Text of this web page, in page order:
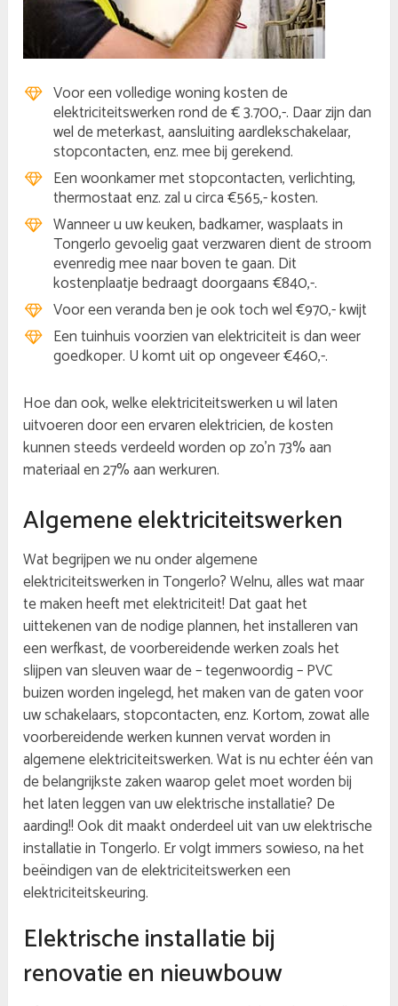
Voor een volledige woning kosten de
elektriciteitswerken rond de € 3.700,-. Daar zijn dan
wel de meterkast, aansluiting aardlekschakelaar,
stopcontacten, enz. mee bij gerekend.
Een woonkamer met stopcontacten, verlichting,
thermostaat enz. zal u circa €565,- kosten.
Wanneer u uw keuken, badkamer, wasplaats in
Tongerlo gevoelig gaat verzwaren dient de stroom
evenredig mee naar boven te gaan. Dit
kostenplaatje bedraagt doorgaans €840,-.
Voor een veranda ben je ook toch wel €970,- kwijt
Een tuinhuis voorzien van elektriciteit is dan weer
goedkoper. U komt uit op ongeveer €460,-.
Hoe dan ook, welke elektriciteitswerken u wil laten
uitvoeren door een ervaren elektricien, de kosten
kunnen steeds verdeeld worden op zo’n 73% aan
materiaal en 27% aan werkuren.
Algemene elektriciteitswerken
Wat begrijpen we nu onder algemene
elektriciteitswerken in Tongerlo? Welnu, alles wat maar
te maken heeft met elektriciteit! Dat gaat het
uittekenen van de nodige plannen, het installeren van
een werfkast, de voorbereidende werken zoals het
slijpen van sleuven waar de – tegenwoordig – PVC
buizen worden ingelegd, het maken van de gaten voor
uw schakelaars, stopcontacten, enz. Kortom, zowat alle
voorbereidende werken kunnen vervat worden in
algemene elektriciteitswerken. Wat is nu echter één van
de belangrijkste zaken waarop gelet moet worden bij
het laten leggen van uw elektrische installatie? De
aarding!! Ook dit maakt onderdeel uit van uw elektrische
installatie in Tongerlo. Er volgt immers sowieso, na het
beëindigen van de elektriciteitswerken een
elektriciteitskeuring.
Elektrische installatie bij
renovatie en nieuwbouw